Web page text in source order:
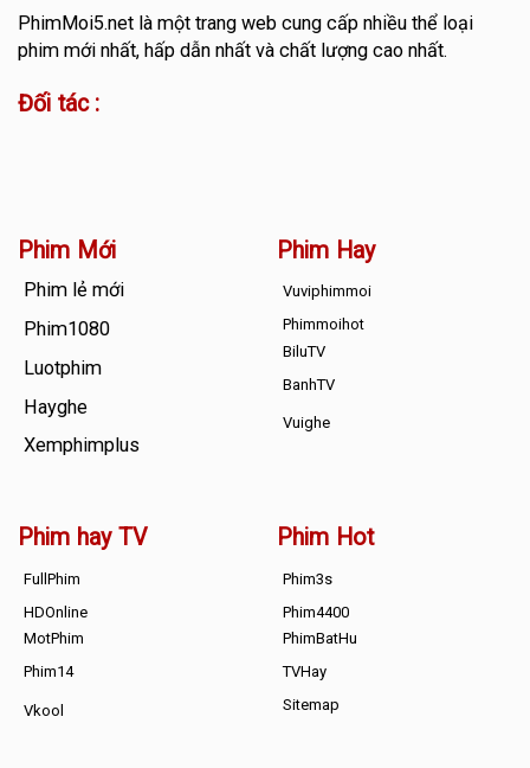
PhimMoi5.netlà một trang web cung cấp nhiều thể loại
phim mới nhất, hấp dẫn nhất và chất lượng cao nhất.
Đối tác :
Phim Mới
Phim lẻ mới
Phim1080
Luotphim
Hayghe
Xemphimplus
Phim Hay
Vuviphimmoi
Phimmoihot
BiluTV
BanhTV
Vuighe
Phim hay TV
FullPhim
HDOnline
MotPhim
Phim14
Vkool
Phim Hot
Phim3s
Phim4400
PhimBatHu
TVHay
Sitemap